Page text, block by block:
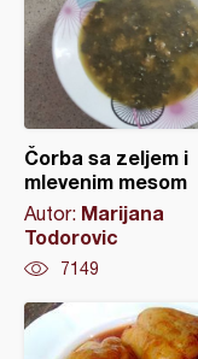
Čorba sa zeljem i
mlevenim mesom
Autor: Marijana
Todorovic
7149